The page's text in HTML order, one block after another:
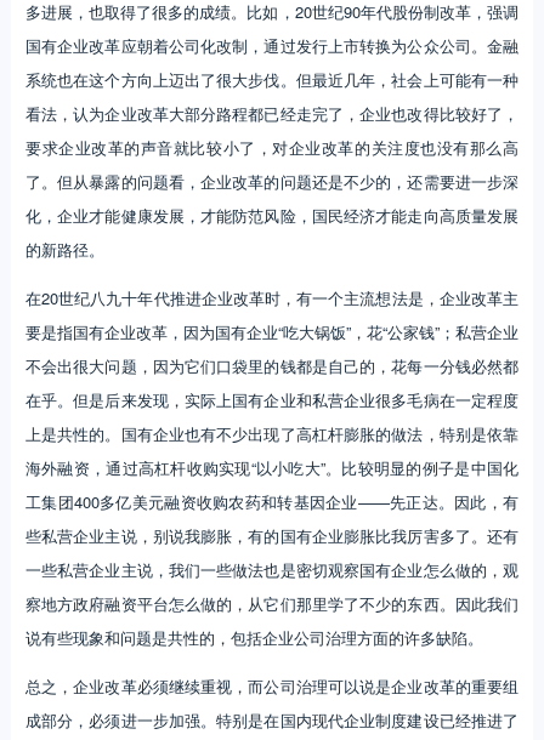
多进展，也取得了很多的成绩。比如，20世纪90年代股份制改革，强调
国有企业改革应朝着公司化改制，通过发行上市转换为公众公司。金融
系统也在这个方向上迈出了很大步伐。但最近几年，社会上可能有一种
看法，认为企业改革大部分路程都已经走完了，企业也改得比较好了，
要求企业改革的声音就比较小了，对企业改革的关注度也没有那么高
了。但从暴露的问题看，企业改革的问题还是不少的，还需要进一步深
化，企业才能健康发展，才能防范风险，国民经济才能走向高质量发展
的新路径。
在20世纪八九十年代推进企业改革时，有一个主流想法是，企业改革主
要是指国有企业改革，因为国有企业“吃大锅饭”，花“公家钱”；私营企业
不会出很大问题，因为它们口袋里的钱都是自己的，花每一分钱必然都
在乎。但是后来发现，实际上国有企业和私营企业很多毛病在一定程度
上是共性的。国有企业也有不少出现了高杠杆膨胀的做法，特别是依靠
海外融资，通过高杠杆收购实现“以小吃大”。比较明显的例子是中国化
工集团400多亿美元融资收购农药和转基因企业——先正达。因此，有
些私营企业主说，别说我膨胀，有的国有企业膨胀比我厉害多了。还有
一些私营企业主说，我们一些做法也是密切观察国有企业怎么做的，观
察地方政府融资平台怎么做的，从它们那里学了不少的东西。因此我们
说有些现象和问题是共性的，包括企业公司治理方面的许多缺陷。
总之，企业改革必须继续重视，而公司治理可以说是企业改革的重要组
成部分，必须进一步加强。特别是在国内现代企业制度建设已经推进了